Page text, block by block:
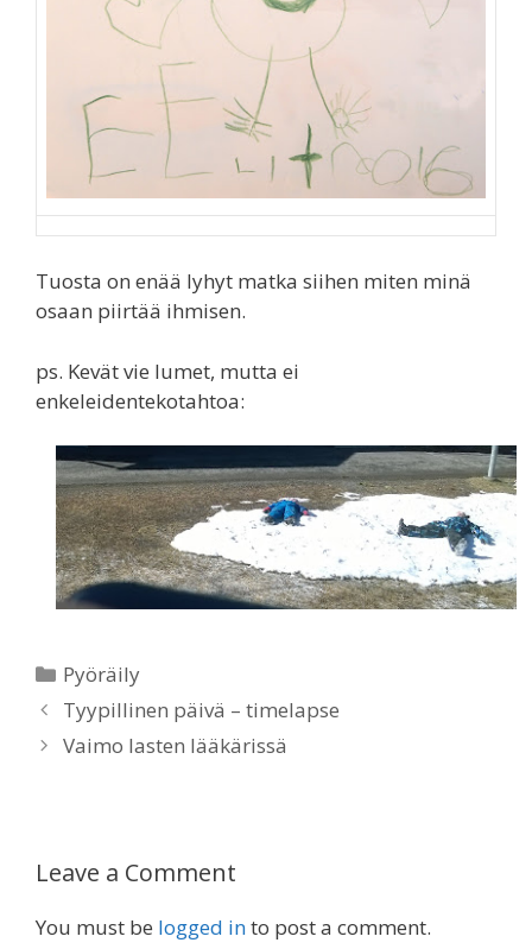
Tuosta on enää lyhyt matka siihen miten minä
osaan piirtää ihmisen.
ps. Kevät vie lumet, mutta ei
enkeleidentekotahtoa:
Categories
Pyöräily
Tyypillinen päivä – timelapse
Vaimo lasten lääkärissä
Leave a Comment
You must be logged into post a comment.